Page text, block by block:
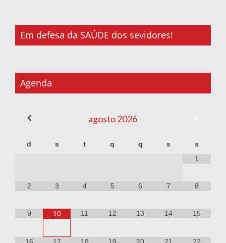
Em defesa da SAÚDE dos sevidores!
Agenda
agosto2026
d s t q q s
s
1
2 3 4 5 6 7 8
9 10 11 12 13 14 15